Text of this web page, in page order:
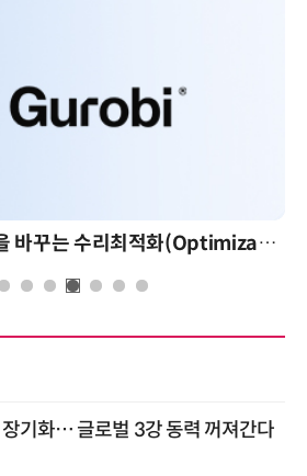
AI 시대의 의사결정을 바꾸는 수리최적화(Optimization): 실제 산업 적용 사례와 활용 전략
기화… 글로벌 3강 동력 꺼져간다